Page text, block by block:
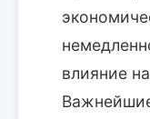
влияние